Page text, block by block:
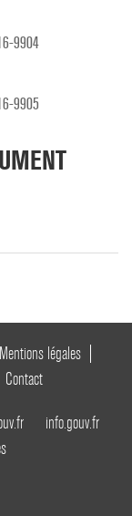
9904
9905
Mentions légales
Contact
info.gouv.fr